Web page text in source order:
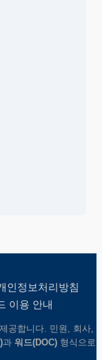
인정보처리방침
이용 안내
공합니다. 민원, 회사,
과 워드(DOC) 형식으로